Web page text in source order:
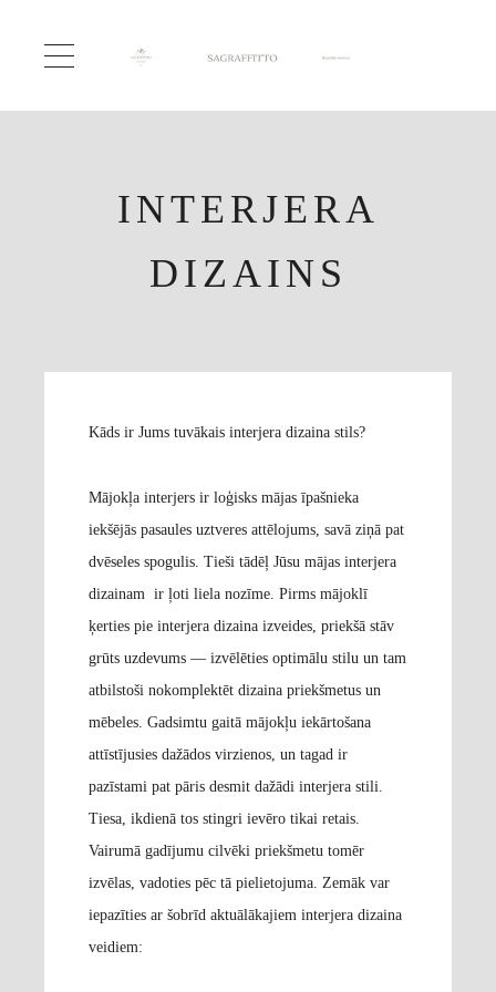
INTERJERA
DIZAINS
Kāds ir Jums tuvākais interjera dizaina stils?
Mājokļa interjers ir loģisks mājas īpašnieka
iekšējās pasaules uztveres attēlojums, savā ziņā pat
dvēseles spogulis. Tieši tādēļ Jūsu mājas interjera
dizainam ir ļoti liela nozīme. Pirms mājoklī
ķerties pie interjera dizaina izveides, priekšā stāv
grūts uzdevums — izvēlēties optimālu stilu un tam
atbilstoši nokomplektēt dizaina priekšmetus un
mēbeles. Gadsimtu gaitā mājokļu iekārtošana
attīstījusies dažādos virzienos, un tagad ir
pazīstami pat pāris desmit dažādi interjera stili.
Tiesa, ikdienā tos stingri ievēro tikai retais.
Vairumā gadījumu cilvēki priekšmetu tomēr
izvēlas, vadoties pēc tā pielietojuma. Zemāk var
iepazīties ar šobrīd aktuālākajiem interjera dizaina
veidiem: